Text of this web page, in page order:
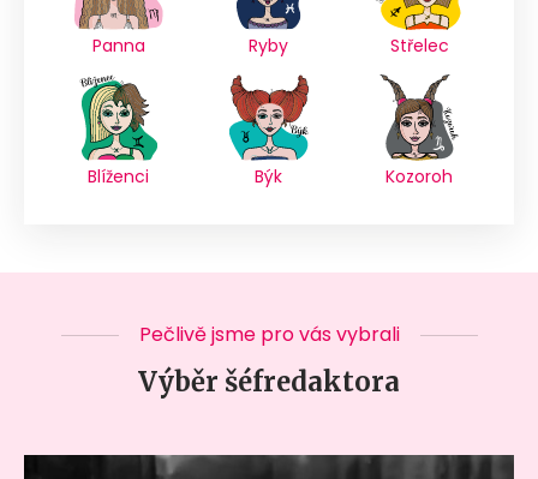
Panna Ryby Střelec
Blíženci Býk Kozoroh
Pečlivě jsme pro vás vybrali
Výběr šéfredaktora